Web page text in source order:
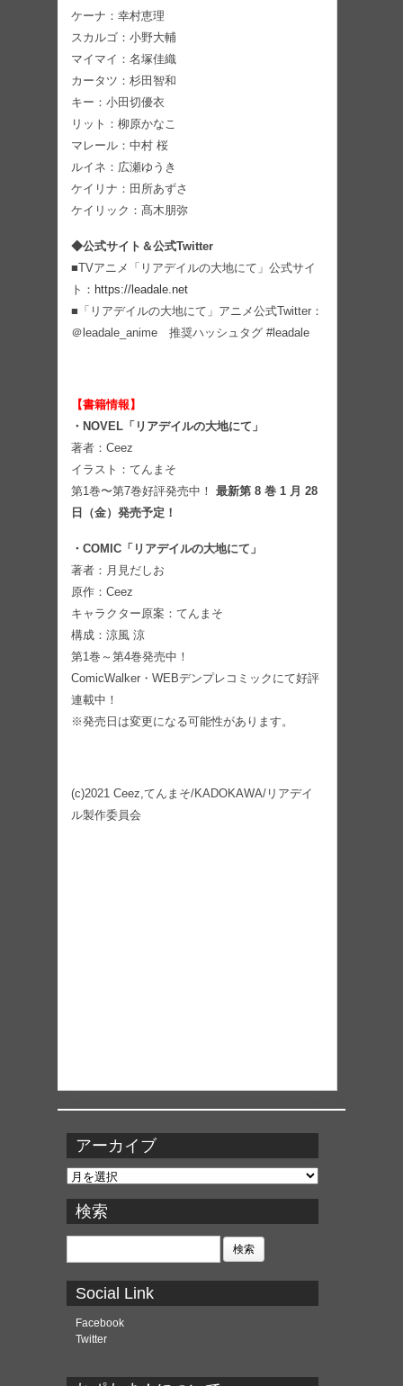
ケーナ：幸村恵理
スカルゴ：小野大輔
マイマイ：名塚佳織
カータツ：杉田智和
キー：小田切優衣
リット：柳原かなこ
マレール：中村 桜
ルイネ：広瀬ゆうき
ケイリナ：田所あずさ
ケイリック：髙木朋弥
◆公式サイト＆公式Twitter
■TVアニメ「リアデイルの大地にて」公式サイ
ト： https://leadale.net
■ 「リアデイルの大地にて」アニメ公式Twitter：
＠leadale_anime 推奨ハッシュタグ #leadale
【書籍情報】
・NOVEL「リアデイルの大地にて」
著者：Ceez
イラスト：てんまそ
第1巻〜第7巻好評発売中！ 最新第 8 巻 1 月 28
日（金）発売予定！
・COMIC「リアデイルの大地にて」
著者：月見だしお
原作：Ceez
キャラクター原案：てんまそ
構成：涼風 涼
第1巻～第4巻発売中！
ComicWalker・WEBデンプレコミックにて好評
連載中！
※発売日は変更になる可能性があります。
(c)2021 Ceez,てんまそ/KADOKAWA/リアデイ
ル製作委員会
アーカイブ
ア
カ
イ
ブ
検索
検
Social Link
Facebook
Twitter